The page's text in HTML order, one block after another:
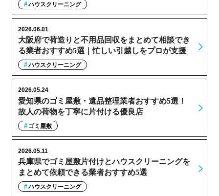
ハウスクリーニング
大阪府で荷造りと不用品回収をまとめて相談でき
る業者おすすめ5選｜忙しい引越しをプロが支援
2026.06.01
ハウスクリーニング
愛知県のゴミ屋敷・遺品整理業者おすすめ5選！
故人の荷物を丁寧に片付ける優良店
2026.05.24
ゴミ屋敷
兵庫県でゴミ屋敷片付けとハウスクリーニングを
まとめて依頼できる業者おすすめ5選
2026.05.11
ハウスクリーニング